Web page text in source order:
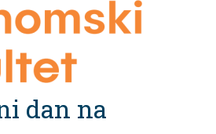
dan na